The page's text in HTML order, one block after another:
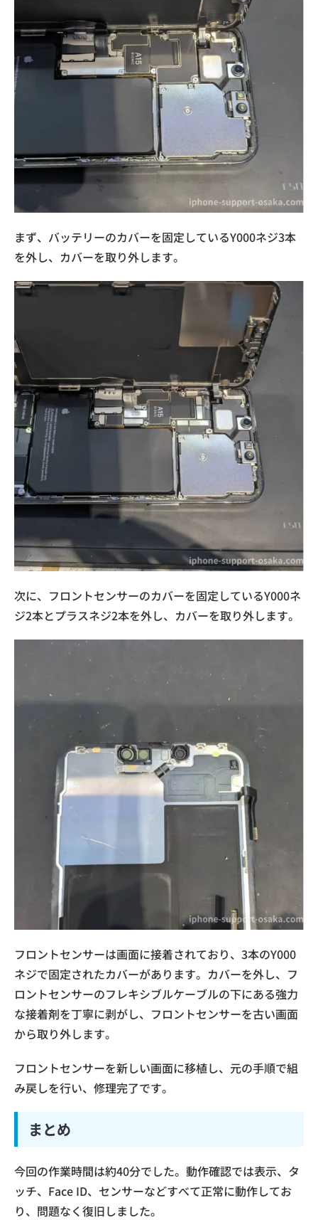
まず、バッテリーのカバーを固定しているY000ネジ3本
を外し、カバーを取り外します。
次に、フロントセンサーのカバーを固定しているY000ネ
ジ2本とプラスネジ2本を外し、カバーを取り外します。
フロントセンサーは画面に接着されており、3本のY000
ネジで固定されたカバーがあります。カバーを外し、フ
ロントセンサーのフレキシブルケーブルの下にある強力
な接着剤を丁寧に剥がし、フロントセンサーを古い画面
から取り外します。
フロントセンサーを新しい画面に移植し、元の手順で組
み戻しを行い、修理完了です。
まとめ
今回の作業時間は約40分でした。動作確認では表示、タ
ッチ、Face ID、センサーなどすべて正常に動作してお
り、問題なく復旧しました。